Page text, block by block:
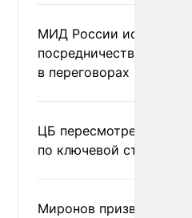
МИД России исключил
посредничество
в переговорах по
ЦБ пересмотрел
по ключевой ставке
Миронов призвал